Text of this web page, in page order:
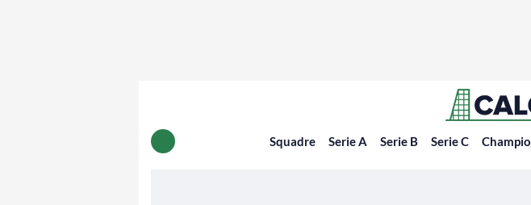
Squadre Serie A Serie B Serie C